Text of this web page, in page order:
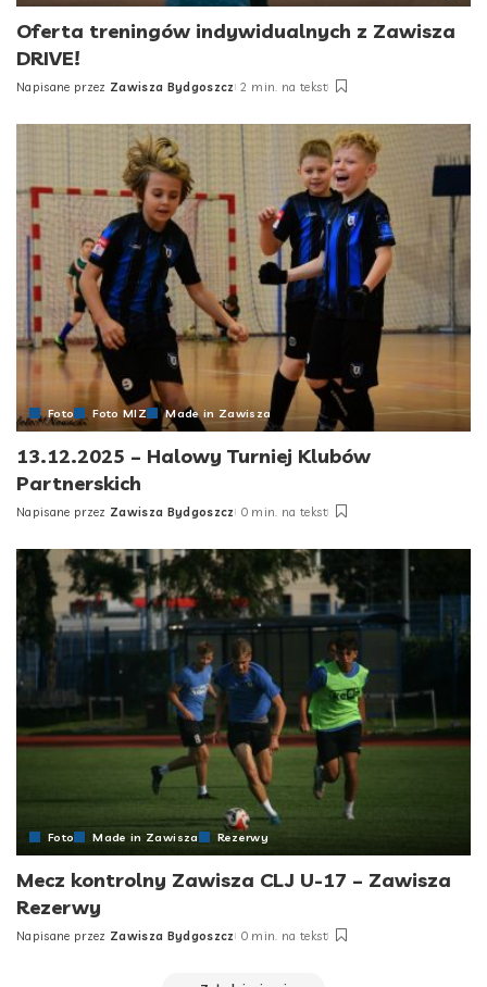
Oferta treningów indywidualnych z Zawisza
DRIVE!
Posted
Napisane przez Zawisza Bydgoszcz 2 min. na tekst
Foto Foto MIZ Made in Zawisza
13.12.2025 – Halowy Turniej Klubów
Partnerskich
Posted
Napisane przez Zawisza Bydgoszcz 0 min. na tekst
Foto Made in Zawisza Rezerwy
Mecz kontrolny Zawisza CLJ U-17 – Zawisza
Rezerwy
Posted
Napisane przez Zawisza Bydgoszcz 0 min. na tekst